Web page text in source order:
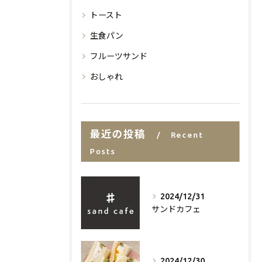
トースト
生食パン
フルーツサンド
おしゃれ
最近の投稿
Recent
Posts
2024/12/31
サンドカフェ